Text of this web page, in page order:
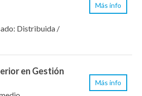
Distribuida /
Más info
en Gestión
Más info